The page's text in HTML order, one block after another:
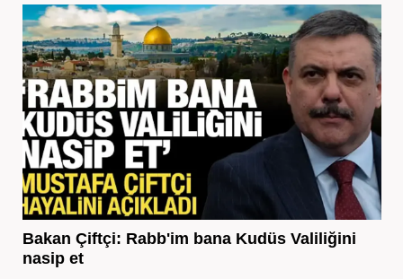
Bakan Çiftçi: Rabb'im bana Kudüs Valiliğini
nasip et